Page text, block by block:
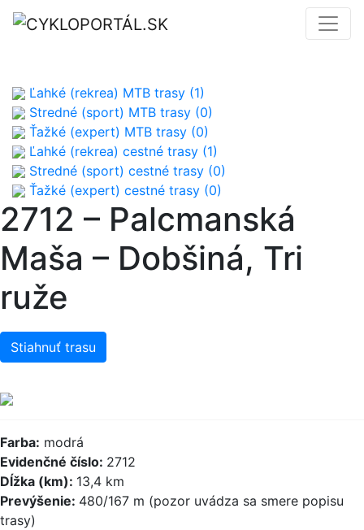
Ľahké (rekrea) MTB trasy (1)
Stredné (sport) MTB trasy (0)
Ťažké (expert) MTB trasy (0)
Ľahké (rekrea) cestné trasy (1)
Stredné (sport) cestné trasy (0)
Ťažké (expert) cestné trasy (0)
2712 – Palcmanská
Maša – Dobšiná, Tri
ruže
Stiahnuť trasu
Farba: modrá
Evidenčné číslo: 2712
Dĺžka (km): 13,4 km
Prevýšenie: 480/167 m (pozor uvádza sa smere popisu
trasy)